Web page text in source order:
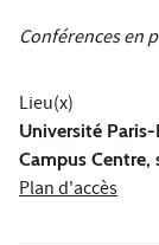
Conférences en
Lieu(x)
Université
Campus Centre,
Plan d'accès